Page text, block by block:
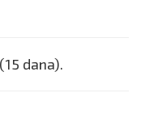
dana).